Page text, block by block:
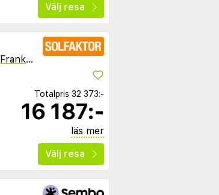
Välj resa
Frankrike
Totalpris 32 373:-
16 187:-
läs mer
Välj resa